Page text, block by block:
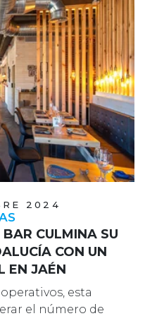
2024
CULMINA SU
CON UN
EN JAÉN
esta
el número de